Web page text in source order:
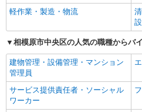
品、軽作業など、さまざまな求人が見
ルとしており、区内には桜の見どころ
門大通り、市道相模原横山桜並木、横
堤、村富神社など、桜の季節には市内
豊かな公園もあり、市民の憩いの場と
ード、インラインスケート、バイシク
っている、小山公園ニュースポーツ広
軽作業・製造・物流
相模原市中央区の人気の職種からバ
建物管理・設備管理・マンション
管理員
サービス提供責任者・ソーシャル
ワーカー